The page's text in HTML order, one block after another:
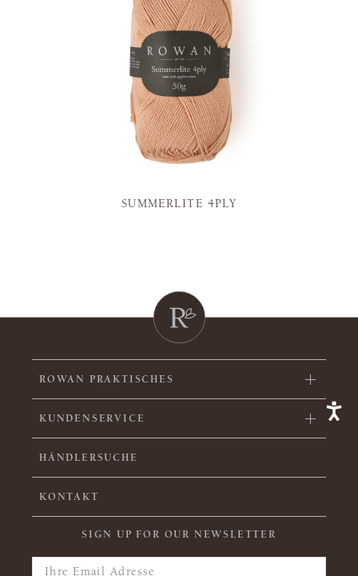
SUMMERLITE 4PLY
ROWAN PRAKTISCHES
KUNDENSERVICE
HÄNDLERSUCHE
KONTAKT
SIGN UP FOR OUR NEWSLETTER